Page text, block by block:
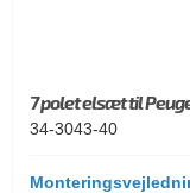
7 polet elsæt til
34-3043-40